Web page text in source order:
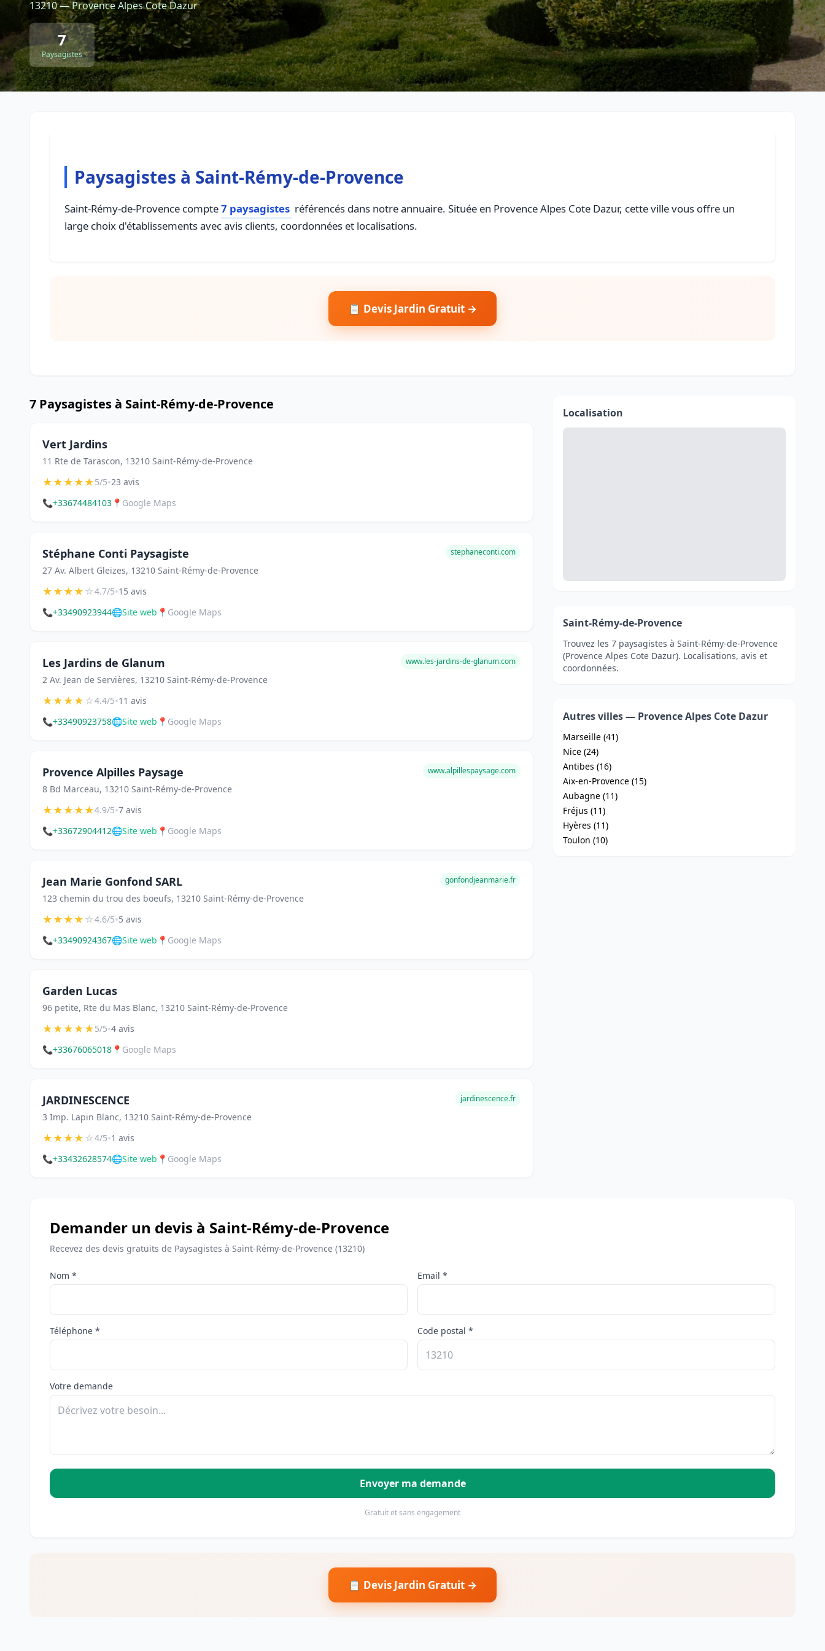
13210 — Provence Alpes Cote Dazur
7
Paysagistes
Paysagistes à Saint-Rémy-de-Provence
Saint-Rémy-de-Provence compte7 paysagistes référencés dans notre annuaire. Située en Provence Alpes Cote Dazur, cette ville vous offre un
large choix d'établissements avec avis clients, coordonnées et localisations.
📋 Devis Jardin Gratuit →
7 Paysagistes à Saint-Rémy-de-Provence
Vert Jardins
11 Rte de Tarascon, 13210 Saint-Rémy-de-Provence
★★★★★5/5•23 avis
📞+33674484103 📍 Google Maps
Stéphane Conti Paysagiste
27 Av. Albert Gleizes, 13210 Saint-Rémy-de-Provence
stephaneconti.com
★★★★☆4.7/5•15 avis
📞+33490923944🌐Site web 📍 Google Maps
Les Jardins de Glanum
2 Av. Jean de Servières, 13210 Saint-Rémy-de-Provence
www.les-jardins-de-glanum.com
★★★★☆4.4/5•11 avis
📞+33490923758🌐Site web 📍 Google Maps
Provence Alpilles Paysage
8 Bd Marceau, 13210 Saint-Rémy-de-Provence
www.alpillespaysage.com
★★★★★4.9/5•7 avis
📞+33672904412🌐Site web 📍 Google Maps
Jean Marie Gonfond SARL
123 chemin du trou des boeufs, 13210 Saint-Rémy-de-Provence
gonfondjeanmarie.fr
★★★★☆4.6/5•5 avis
📞+33490924367🌐Site web 📍 Google Maps
Garden Lucas
96 petite, Rte du Mas Blanc, 13210 Saint-Rémy-de-Provence
★★★★★5/5•4 avis
📞+33676065018 📍 Google Maps
JARDINESCENCE
3 Imp. Lapin Blanc, 13210 Saint-Rémy-de-Provence
jardinescence.fr
★★★★☆4/5•1 avis
📞+33432628574🌐Site web 📍 Google Maps
Localisation
Saint-Rémy-de-Provence
Trouvez les 7 paysagistes à Saint-Rémy-de-Provence
(Provence Alpes Cote Dazur). Localisations, avis et
coordonnées.
Autres villes — Provence Alpes Cote Dazur
Marseille (41)
Nice (24)
Antibes (16)
Aix-en-Provence (15)
Aubagne (11)
Fréjus (11)
Hyères (11)
Toulon (10)
Demander un devis à Saint-Rémy-de-Provence
Recevez des devis gratuits de Paysagistes à Saint-Rémy-de-Provence (13210)
Nom * Email *
Téléphone * Code postal *
Votre demande
Envoyer ma demande
Gratuit et sans engagement
📋 Devis Jardin Gratuit →